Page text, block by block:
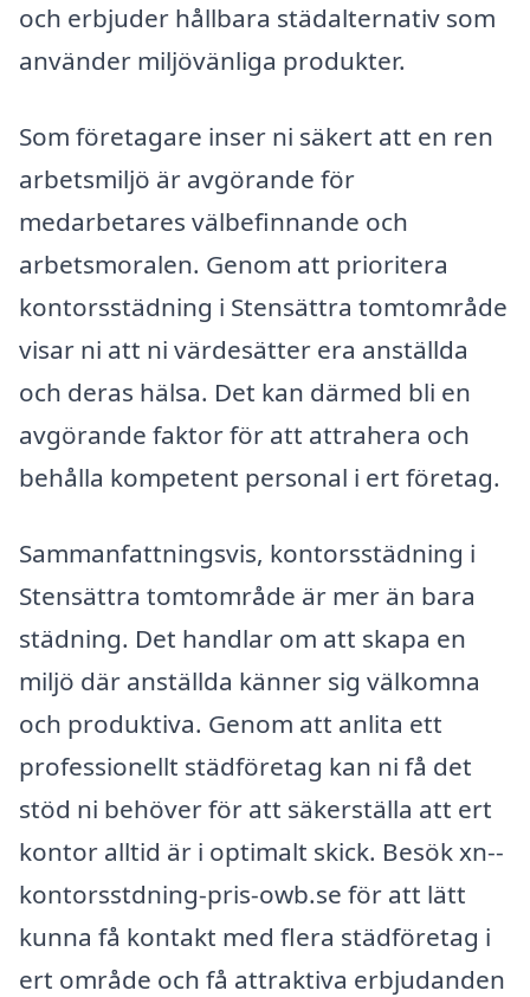
och erbjuder hållbara städalternativ som
använder miljövänliga produkter.
Som företagare inser ni säkert att en ren
arbetsmiljö är avgörande för
medarbetares välbefinnande och
arbetsmoralen. Genom att prioritera
kontorsstädning i Stensättra tomtområde
visar ni att ni värdesätter era anställda
och deras hälsa. Det kan därmed bli en
avgörande faktor för att attrahera och
behålla kompetent personal i ert företag.
Sammanfattningsvis, kontorsstädning i
Stensättra tomtområde är mer än bara
städning. Det handlar om att skapa en
miljö där anställda känner sig välkomna
och produktiva. Genom att anlita ett
professionellt städföretag kan ni få det
stöd ni behöver för att säkerställa att ert
kontor alltid är i optimalt skick. Besök xn--
kontorsstdning-pris-owb.se för att lätt
kunna få kontakt med flera städföretag i
ert område och få attraktiva erbjudanden